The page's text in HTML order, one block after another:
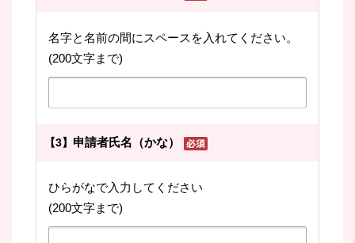
名字と名前の間にスペースを入れてください。
(200文字まで)
【3】 申請者氏名（かな）
ひらがなで入力してください
(200文字まで)